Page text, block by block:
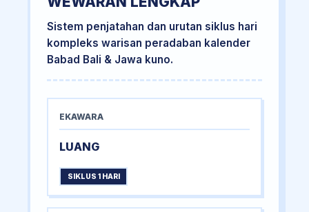
Sistem penjatahan dan urutan siklus hari
kompleks warisan peradaban kalender
Babad Bali & Jawa kuno.
EKAWARA
LUANG
SIKLUS 1 HARI